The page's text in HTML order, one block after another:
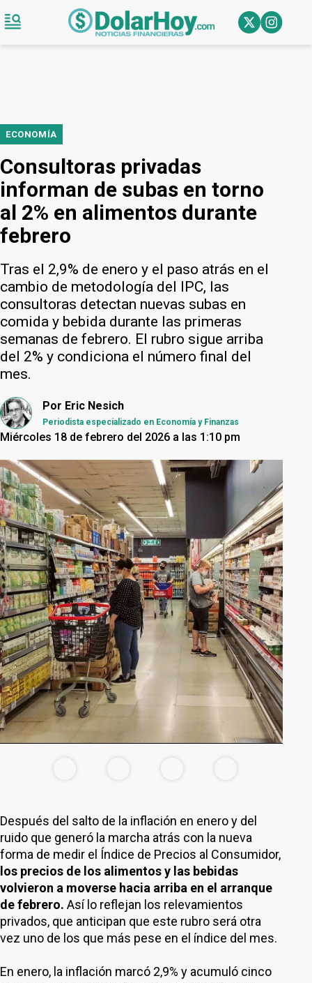
ECONOMÍA
Consultoras privadas
informan de subas en torno
al 2% en alimentos durante
febrero
Tras el 2,9% de enero y el paso atrás en el
cambio de metodología del IPC, las
consultoras detectan nuevas subas en
comida y bebida durante las primeras
semanas de febrero. El rubro sigue arriba
del 2% y condiciona el número final del
mes.
Por Eric Nesich
Periodista especializado en Economía y Finanzas
Miércoles 18 de febrero del 2026 a las 1:10 pm
Después del salto de la inflación en enero y del
ruido que generó la marcha atrás con la nueva
forma de medir el Índice de Precios al Consumidor,
los precios de los alimentos y las bebidas
volvieron a moverse hacia arriba en el arranque
de febrero. Así lo reflejan los relevamientos
privados, que anticipan que este rubro será otra
vez uno de los que más pese en el índice del mes.
En enero, la inflación marcó 2,9% y acumuló cinco